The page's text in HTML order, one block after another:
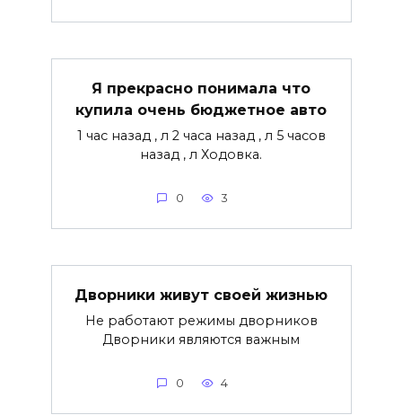
Я прекрасно понимала что
купила очень бюджетное авто
1 час назад , л 2 часа назад , л 5 часов
назад , л Ходовка.
0 3
Дворники живут своей жизнью
Не работают режимы дворников
Дворники являются важным
0 4